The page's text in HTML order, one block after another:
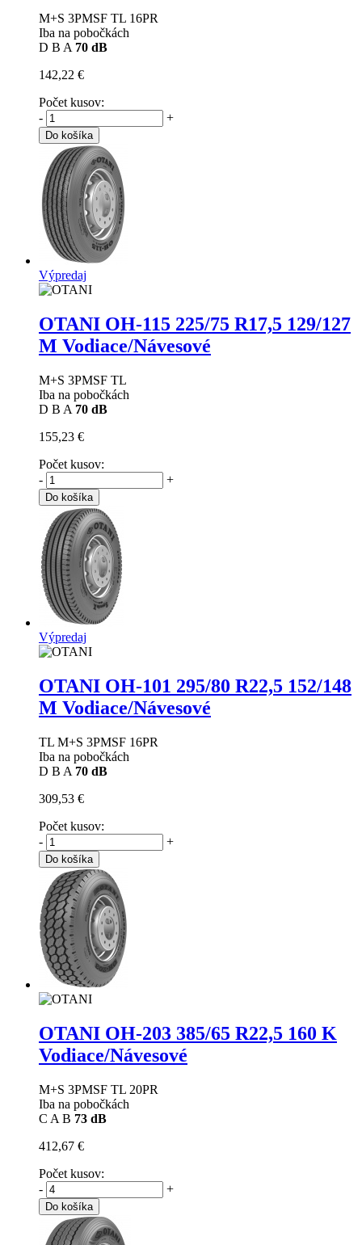
M+S 3PMSF TL 16PR
Iba na pobočkách
D B A 70 dB
142,22 €
Počet kusov:
-
+
Do košíka
Výpredaj
OTANI OH-115 225/75 R17,5 129/127
M Vodiace/Návesové
M+S 3PMSF TL
Iba na pobočkách
D B A 70 dB
155,23 €
Počet kusov:
-
+
Do košíka
Výpredaj
OTANI OH-101 295/80 R22,5 152/148
M Vodiace/Návesové
TL M+S 3PMSF 16PR
Iba na pobočkách
D B A 70 dB
309,53 €
Počet kusov:
-
+
Do košíka
OTANI OH-203 385/65 R22,5 160 K
Vodiace/Návesové
M+S 3PMSF TL 20PR
Iba na pobočkách
C A B 73 dB
412,67 €
Počet kusov:
-
+
Do košíka